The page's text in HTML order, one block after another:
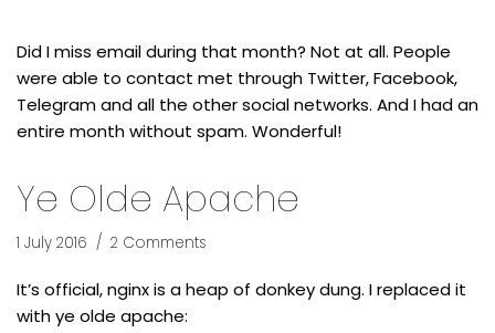
Did I miss email during that month? Not at all. People
were able to contact met through Twitter, Facebook,
Telegram and all the other social networks. And I had an
entire month without spam. Wonderful!
Ye Olde Apache
1 July 2016 2 Comments
It’s official, nginx is a heap of donkey dung. I replaced it
with ye olde apache: